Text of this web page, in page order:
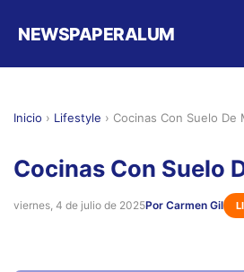
NEWSPAPERALUM
Inicio › Lifestyle › Cocinas Con Suelo De
Cocinas Con Suelo
viernes, 4 de julio de 2025Por Carmen Gil